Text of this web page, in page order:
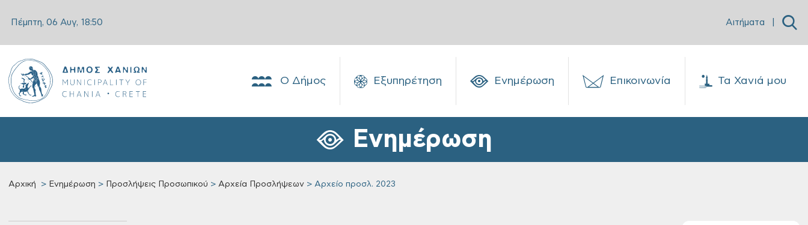
Πέμπτη, 06 Αυγ, 18:50 Αιτήματα
Ο Δήμος Εξυπηρέτηση Ενημέρωση Επικοινωνία Τα Χανιά μου
Ενημέρωση
Αρχική Ενημέρωση Προσλήψεις Προσωπικού Αρχεία Προσλήψεων Αρχείο προσλ. 2023